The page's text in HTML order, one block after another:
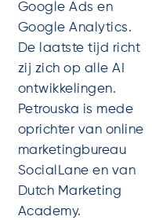
Google Ads en
Google Analytics.
De laatste tijd richt
zij zich op alle AI
ontwikkelingen.
Petrouska is mede
oprichter van online
marketingbureau
SocialLane en van
Dutch Marketing
Academy.